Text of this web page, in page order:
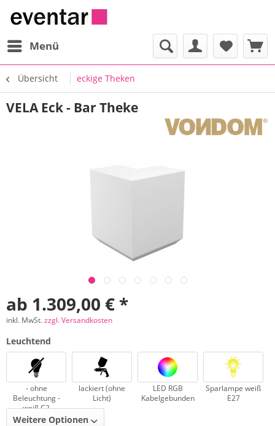
Menü
Übersicht eckige Theken
VELA Eck - Bar Theke
ab 1.309,00 € *
inkl. MwSt.zzgl. Versandkosten
Leuchtend
- ohne
Beleuchtung -
weiß C2
lackiert (ohne
Licht)
LED RGB
Kabelgebunden
Sparlampe weiß
E27
Weitere Optionen